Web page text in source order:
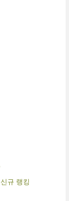
규 랭킹